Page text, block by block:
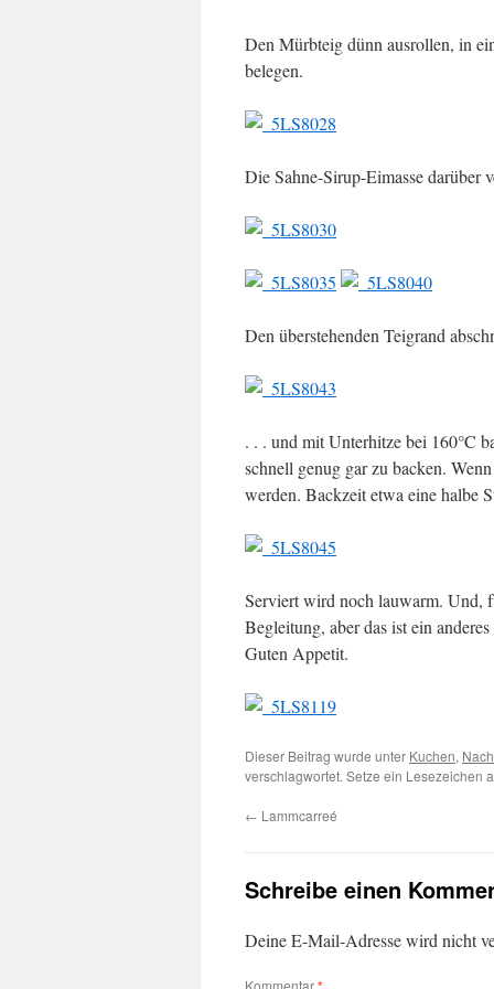
Den Mürbteig dünn ausrollen, in
belegen.
Die Sahne-Sirup-Eimasse darüber
Den überstehenden Teigrand
. . . und mit Unterhitze bei 160°C
schnell genug gar zu backen.
werden. Backzeit etwa eine halbe
Serviert wird noch lauwarm. Und,
Begleitung, aber das ist ein
Guten Appetit.
Dieser Beitrag wurde unter Kuchen,
verschlagwortet. Setze ein Lesezeichen
← Lammcarreé
Schreibe einen
Deine E-Mail-Adresse wird nicht
Kommentar